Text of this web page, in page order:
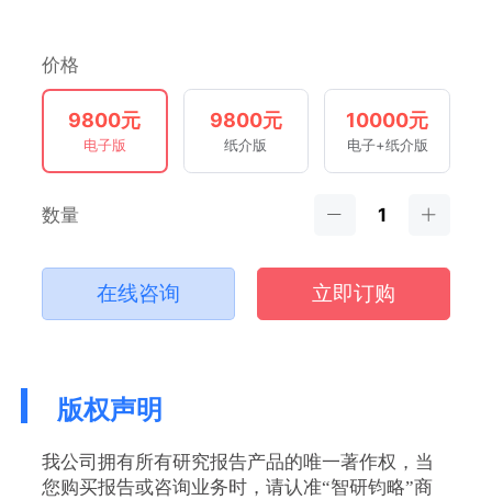
价格
9800元
电子版
9800元
纸介版
10000元
电子+纸介版
数量
在线咨询 立即订购
版权声明
我公司拥有所有研究报告产品的唯一著作权，当
您购买报告或咨询业务时，请认准“智研钧略”商